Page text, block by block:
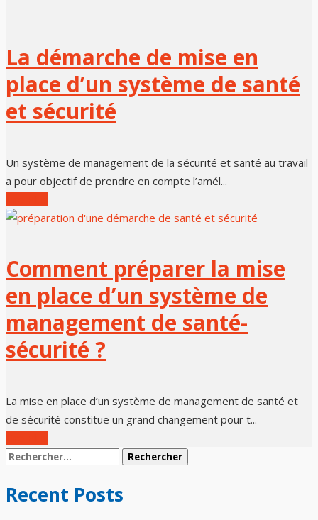
La démarche de mise en
place d’un système de santé
et sécurité
Un système de management de la sécurité et santé au travail
a pour objectif de prendre en compte l’amél...
Comment préparer la mise
en place d’un système de
management de santé-
sécurité ?
La mise en place d’un système de management de santé et
de sécurité constitue un grand changement pour t...
Recent Posts